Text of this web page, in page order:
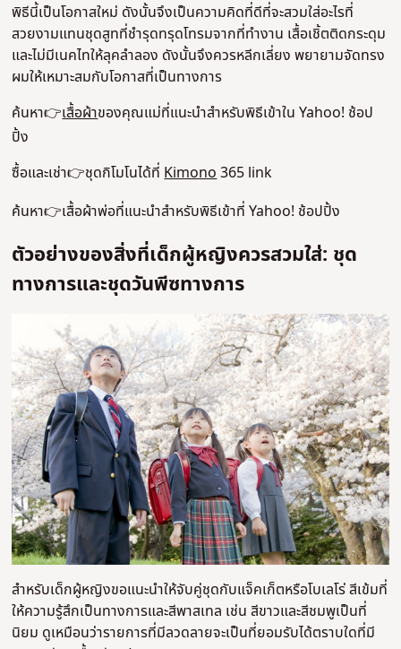
พิธีนี้เป็นโอกาสใหม่ ดังนั้นจึงเป็นความคิดที่ดีที่จะสวมใส่อะไรที่
สวยงามแทนชุดสูทที่ชํารุดทรุดโทรมจากที่ทํางาน เสื้อเชิ้ตติดกระดุม
และไม่มีเนคไทให้ลุคลําลอง ดังนั้นจึงควรหลีกเลี่ยง พยายามจัดทรง
ผมให้เหมาะสมกับโอกาสที่เป็นทางการ
ค้นหา👉เสื้อผ้าของคุณแม่ที่แนะนําสําหรับพิธีเข้าใน Yahoo! ช้อป
ปิ้ง
ซื้อและเช่า👉ชุดกิโมโนได้ที่Kimono365 link
ค้นหา👉เสื้อผ้าพ่อที่แนะนําสําหรับพิธีเข้าที่ Yahoo! ช้อปปิ้ง
ตัวอย่างของสิ่งที่เด็กผู้หญิงควรสวมใส่: ชุด
ทางการและชุดวันพีซทางการ
สําหรับเด็กผู้หญิงขอแนะนําให้จับคู่ชุดกับแจ็คเก็ตหรือโบเลโร่ สีเข้มที่
ให้ความรู้สึกเป็นทางการและสีพาสเทล เช่น สีขาวและสีชมพูเป็นที่
นิยม ดูเหมือนว่ารายการที่มีลวดลายจะเป็นที่ยอมรับได้ตราบใดที่มี